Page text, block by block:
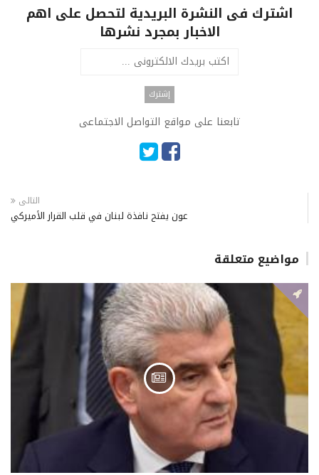
اشترك فى النشرة البريدية لتحصل على اهم
الاخبار بمجرد نشرها
تابعنا على مواقع التواصل الاجتماعى
التالى
عون يفتح نافذة لبنان في قلب القرار الأميركي
مواضيع متعلقة